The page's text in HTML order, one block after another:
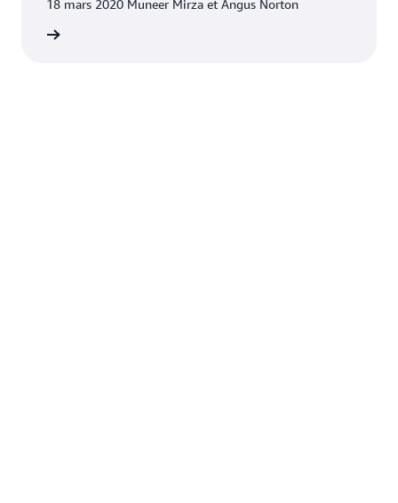
télétravail
18 mars 2020 Muneer Mirza et Angus Norton